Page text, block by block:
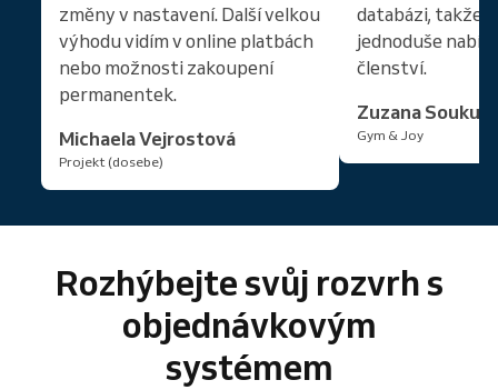
změny v nastavení. Další velkou
výhodu vidím v online platbách
nebo možnosti zakoupení
permanentek.
Michaela Vejrostová
Projekt (dosebe)
databázi, takže
jednoduše
členství.
Zuzana
Gym & Joy
Rozhýbejte svůj rozvrh s
objednávkovým
systémem